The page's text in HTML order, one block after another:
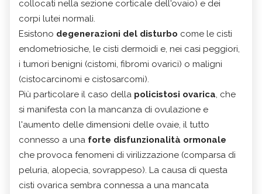
collocati nella sezione corticale dell'ovaio) e dei
corpi lutei normali.
Esistono degenerazioni del disturbo come le cisti
endometriosiche, le cisti dermoidi e, nei casi peggiori,
i tumori benigni (cistomi, fibromi ovarici) o maligni
(cistocarcinomi e cistosarcomi).
Più particolare il caso della policistosi ovarica, che
si manifesta con la mancanza di ovulazione e
l'aumento delle dimensioni delle ovaie, il tutto
connesso a una forte disfunzionalità ormonale
che provoca fenomeni di virilizzazione (comparsa di
peluria, alopecia, sovrappeso). La causa di questa
cisti ovarica sembra connessa a una mancata